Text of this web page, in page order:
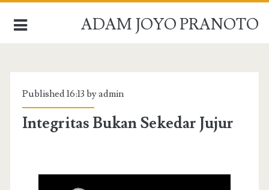
ADAM JOYO PRANOTO
Published 16:13 by admin
Integritas Bukan Sekedar Jujur